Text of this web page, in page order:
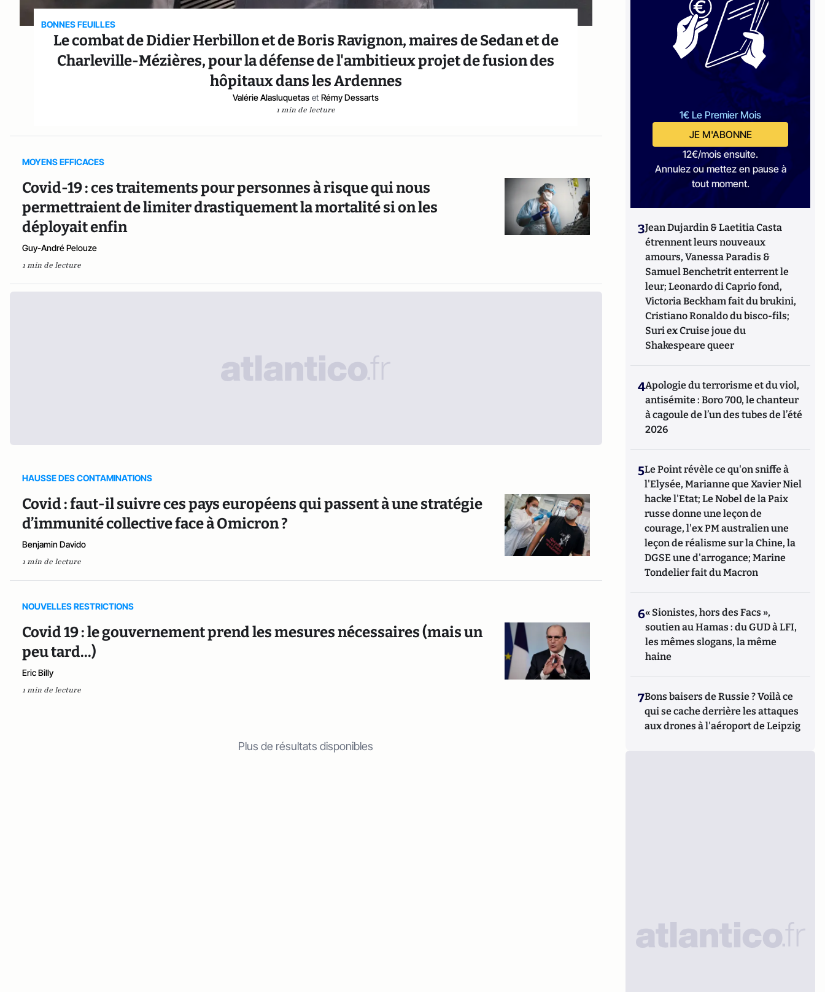
BONNES FEUILLES
Le combat de Didier Herbillon et de Boris Ravignon, maires de Sedan et de
Charleville-Mézières, pour la défense de l'ambitieux projet de fusion des
hôpitaux dans les Ardennes
Valérie Alasluquetas et Rémy Dessarts
1 min de lecture
MOYENS EFFICACES
Covid-19 : ces traitements pour personnes à risque qui nous
permettraient de limiter drastiquement la mortalité si on les
déployait enfin
Guy-André Pelouze
1 min de lecture
HAUSSE DES CONTAMINATIONS
Covid : faut-il suivre ces pays européens qui passent à une stratégie
d’immunité collective face à Omicron ?
Benjamin Davido
1 min de lecture
NOUVELLES RESTRICTIONS
Covid 19 : le gouvernement prend les mesures nécessaires (mais un
peu tard...)
Eric Billy
1 min de lecture
Plus de résultats disponibles
1€ Le Premier Mois
JE M'ABONNE
12€/mois ensuite.
Annulez ou mettez en pause à
tout moment.
3Jean Dujardin & Laetitia Casta
étrennent leurs nouveaux
amours, Vanessa Paradis &
Samuel Benchetrit enterrent le
leur; Leonardo di Caprio fond,
Victoria Beckham fait du brukini,
Cristiano Ronaldo du bisco-fils;
Suri ex Cruise joue du
Shakespeare queer
4Apologie du terrorisme et du viol,
antisémite : Boro 700, le chanteur
à cagoule de l’un des tubes de l’été
2026
5Le Point révèle ce qu'on sniffe à
l'Elysée, Marianne que Xavier Niel
hacke l'Etat; Le Nobel de la Paix
russe donne une leçon de
courage, l'ex PM australien une
leçon de réalisme sur la Chine, la
DGSE une d'arrogance; Marine
Tondelier fait du Macron
6« Sionistes, hors des Facs »,
soutien au Hamas : du GUD à LFI,
les mêmes slogans, la même
haine
7Bons baisers de Russie ? Voilà ce
qui se cache derrière les attaques
aux drones à l'aéroport de Leipzig